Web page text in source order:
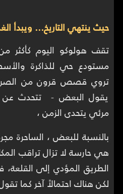
حيث ينتهي التاريخ… ويبدأ
تقف هولوكو اليوم كأكثر
مستودع حي للذاكرة
تروي قصص قرون من
يقول البعض - تتحدث
مرئي يتحدى الزمن ،
بالنسبة للبعض ، الساحرة
هي حارسة لا تزال تراقب
الطريق المؤدي إلى
لكن هناك احتمالاً آخر كما